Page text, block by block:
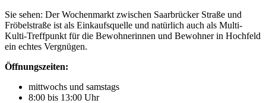
Sie sehen: Der Wochenmarkt zwischen Saarbrücker Straße und
Fröbelstraße ist als Einkaufsquelle und natürlich auch als Multi-
Kulti-Treffpunkt für die Bewohnerinnen und Bewohner in Hochfeld
ein echtes Vergnügen.
Öffnungszeiten:
mittwochs und samstags
8:00 bis 13:00 Uhr